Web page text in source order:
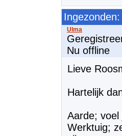
Nu offline
Lieve
Hartelijk
Aarde;
Werktuig;